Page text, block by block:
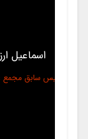
اسماعیل